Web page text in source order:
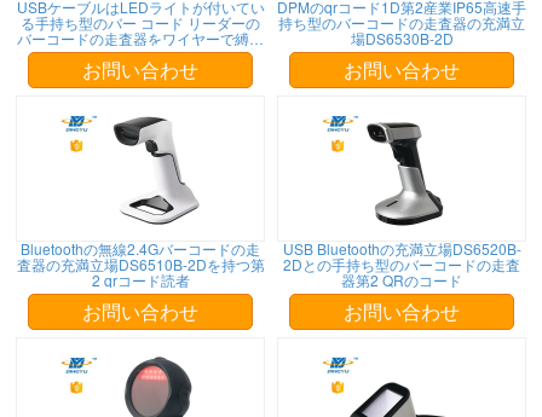
USBケーブルはLEDライトが付いてい
る手持ち型のバー コード リーダーの
バーコードの走査器をワイヤーで縛っ
た
お問い合わせ
DPMのqrコード1D第2産業IP65高速手
持ち型のバーコードの走査器の充満立
場DS6530B-2D
お問い合わせ
Bluetoothの無線2.4Gバーコードの走
査器の充満立場DS6510B-2Dを持つ第
2 qrコード読者
お問い合わせ
USB Bluetoothの充満立場DS6520B-
2Dとの手持ち型のバーコードの走査
器第2 QRのコード
お問い合わせ